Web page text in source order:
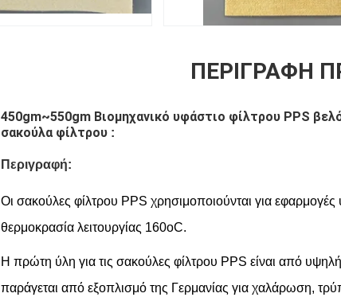
ΠΕΡΙΓΡΑΦΉ
450gm~550gm Βιομηχανικό υφάστιο φίλτρου PPS
σακούλα φίλτρου :
Περιγραφή:
Οι σακούλες φίλτρου PPS χρησιμοποιούνται για
θερμοκρασία λειτουργίας 160oC.
Η πρώτη ύλη για τις σακούλες φίλτρου PPS είναι από
παράγεται από εξοπλισμό της Γερμανίας για χαλάρωση,